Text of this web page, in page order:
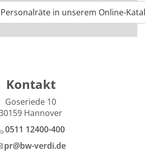
in unserem Online-
Kontakt
Goseriede 10
Hannover
0511 12400-400
pr@bw-verdi.de